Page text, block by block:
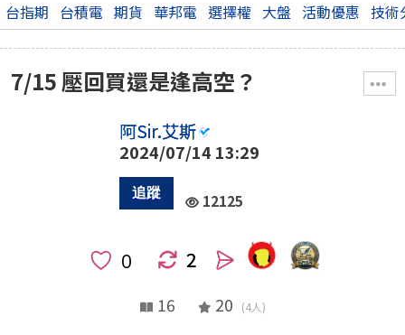
台指期 台積電 期貨 華邦電 選擇權 大盤 活動優惠 技術
7/15 壓回買還是逢高空？
阿Sir.艾斯
2024/07/14 13:29
12125
2
16 20 (4人)